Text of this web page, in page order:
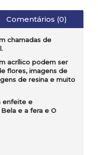
Comentários (0)
chamadas de
acrílico podem ser
flores, imagens de
de resina e muito
enfeite e
e a fera e O